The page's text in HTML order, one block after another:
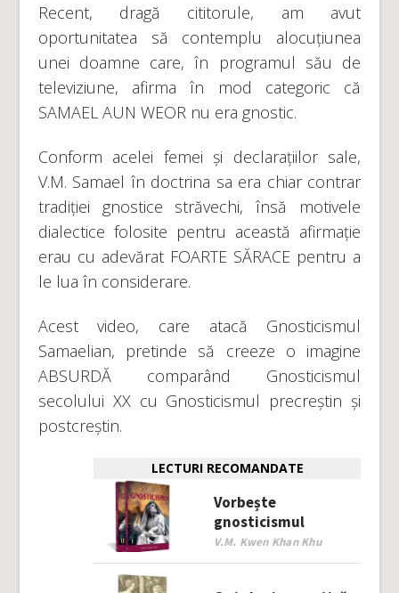
Recent, dragă cititorule, am avut
oportunitatea să contemplu alocuțiunea
unei doamne care, în programul său de
televiziune, afirma în mod categoric că
SAMAEL AUN WEOR nu era gnostic.
Conform acelei femei și declarațiilor sale,
V.M. Samael în doctrina sa era chiar contrar
tradiției gnostice străvechi, însă motivele
dialectice folosite pentru această afirmație
erau cu adevărat FOARTE SĂRACE pentru a
le lua în considerare.
Acest video, care atacă Gnosticismul
Samaelian, pretinde să creeze o imagine
ABSURDĂ comparând Gnosticismul
secolului XX cu Gnosticismul precreștin și
postcreștin.
LECTURI RECOMANDATE
Vorbește
gnosticismul
V.M. Kwen Khan Khu